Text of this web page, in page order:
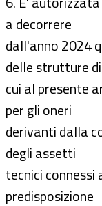
a decorrere
dall'anno 2024
delle strutture di
cui al presente
per gli oneri
derivanti dalla
degli assetti
tecnici
predisposizione